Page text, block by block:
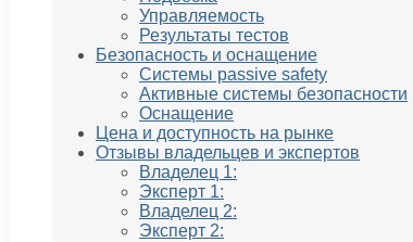
Управляемость
Результаты тестов
Безопасность и оснащение
Системы passivе safety
Активные системы безопасности
Оснащение
Цена и доступность на рынке
Отзывы владельцев и экспертов
Владелец 1:
Эксперт 1:
Владелец 2:
Эксперт 2: